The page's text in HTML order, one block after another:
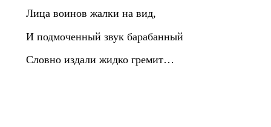
Лица воинов жалки на вид,
И подмоченный звук барабанный
Словно издали жидко гремит…